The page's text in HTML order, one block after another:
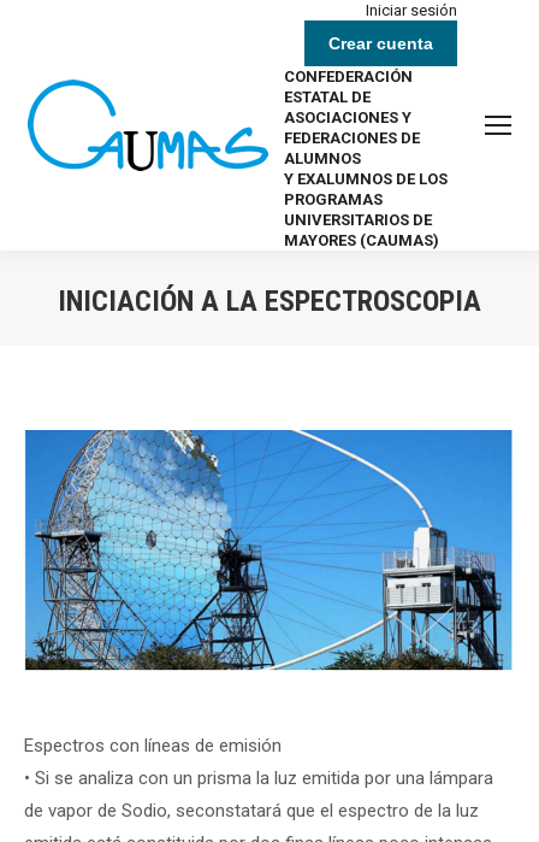
Iniciar sesión
Crear cuenta
CONFEDERACIÓN
ESTATAL DE
ASOCIACIONES Y
FEDERACIONES DE
ALUMNOS
Y EXALUMNOS DE LOS
PROGRAMAS
UNIVERSITARIOS DE
MAYORES (CAUMAS)
INICIACIÓN A LA ESPECTROSCOPIA
Espectros con líneas de emisión
• Si se analiza con un prisma la luz emitida por una lámpara
de vapor de Sodio, seconstatará que el espectro de la luz